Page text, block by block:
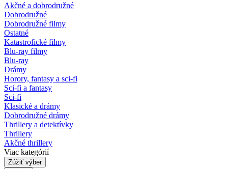
Akčné a dobrodružné
Dobrodružné
Dobrodružné filmy
Ostatné
Katastrofické filmy
Blu-ray filmy
Blu-ray
Drámy
Horory, fantasy a sci-fi
Sci-fi a fantasy
Sci-fi
Klasické a drámy
Dobrodružné drámy
Thrillery a detektívky
Thrillery
Akčné thrillery
Viac kategórií
Zúžiť výber